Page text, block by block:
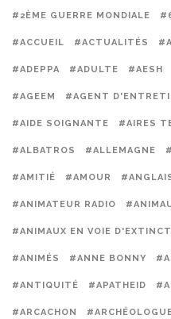
#2ÈME GUERRE MONDIALE
#ACCUEIL #ACTUALITÉS
#ADEPPA #ADULTE #AESH
#AGEEM #AGENT
#AIDE SOIGNANTE #AIRES
#ALBATROS #ALLEMAGNE
#AMITIÉ #AMOUR
#ANIMATEUR RADIO
#ANIMAUX EN VOIE
#ANIMÉS #ANNE BONNY
#ANTIQUITÉ #APATHEID
#ARCACHON